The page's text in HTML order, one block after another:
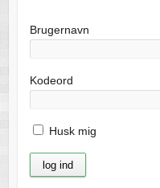
Brugernavn
Kodeord
Husk mig